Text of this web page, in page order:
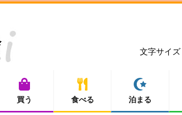
文字サイズ
買う 食べる 泊まる